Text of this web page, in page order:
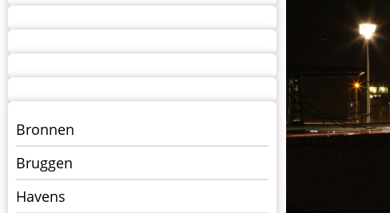
Menu
kunstwerken
op
kunstwerkpagina
Bronnen
Bruggen
Havens